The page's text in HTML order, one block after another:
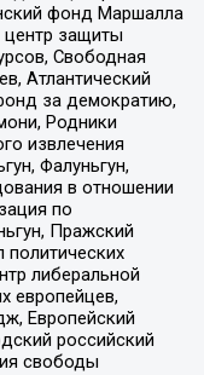
фонд Маршалла
защиты
Свободная
Атлантический
за демократию,
Родники
извлечения
Фалуньгун,
в отношении
по
Пражский
либеральной
европейцев,
Европейский
российский
свободы